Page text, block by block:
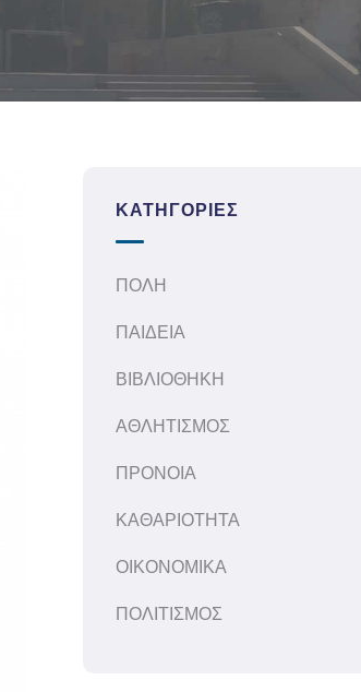
ΚΑΤΗΓΟΡΊΕΣ
ΠΟΛΗ
ΠΑΙΔΕΙΑ
ΒΙΒΛΙΟΘΗΚΗ
ΑΘΛΗΤΙΣΜΟΣ
ΠΡΟΝΟΙΑ
ΚΑΘΑΡΙΟΤΗΤΑ
ΟΙΚΟΝΟΜΙΚΑ
ΠΟΛΙΤΙΣΜΟΣ